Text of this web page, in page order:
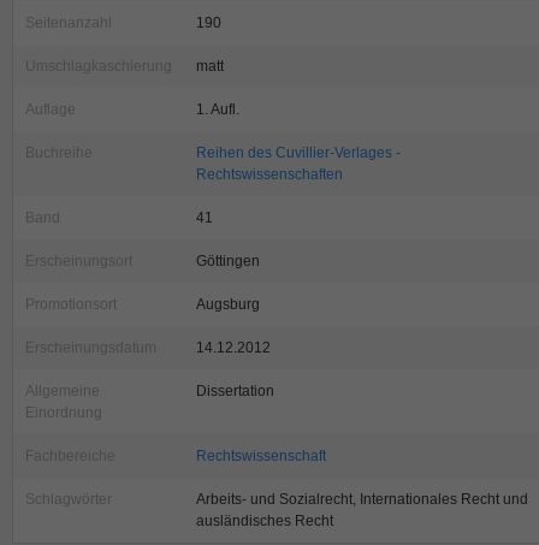
Seitenanzahl 190
Umschlagkaschierung matt
Auflage 1. Aufl.
Buchreihe
Reihen des Cuvillier-Verlages -
Rechtswissenschaften
Band 41
Erscheinungsort Göttingen
Promotionsort Augsburg
Erscheinungsdatum 14.12.2012
Allgemeine
Einordnung
Dissertation
Fachbereiche Rechtswissenschaft
Schlagwörter
Arbeits- und Sozialrecht, Internationales Recht und
ausländisches Recht